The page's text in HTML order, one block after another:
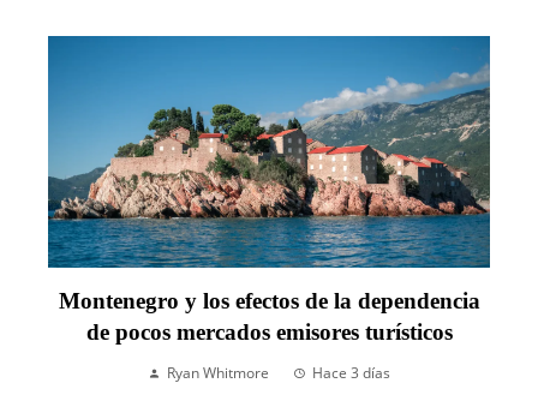
Montenegro y los efectos de la dependencia
de pocos mercados emisores turísticos
Ryan Whitmore Hace 3 días